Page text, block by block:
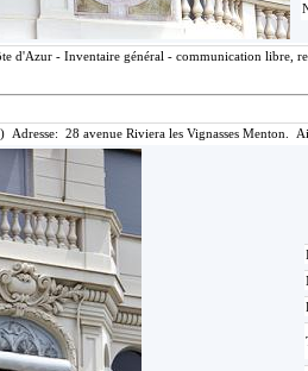
d'Azur - Inventaire général - communication libre,
28 avenue Riviera les Vignasses Menton.